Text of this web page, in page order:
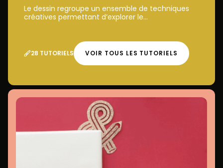
Le dessin regroupe un ensemble de techniques
créatives permettant d’explorer le...
28 TUTORIELS VOIR TOUS LES TUTORIELS